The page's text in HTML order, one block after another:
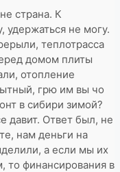
страна. К
не могу.
теплотрасса
домом плиты
отопление
грю им вы чо
в сибири зимой?
давит. Ответ был, не
нам деньги на
а если мы их
то финансирования в